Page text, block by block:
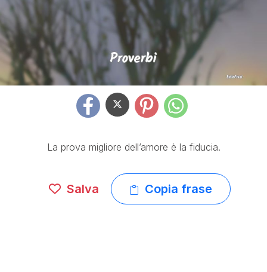
La prova migliore dell’amore è la fiducia.
Salva Copia frase